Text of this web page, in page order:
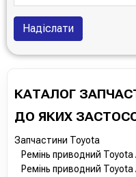
Надіслати
КАТАЛОГ
ДО ЯКИХ
Запчастини Toyota
Ремінь приводний Toyota
Ремінь приводний Toyota